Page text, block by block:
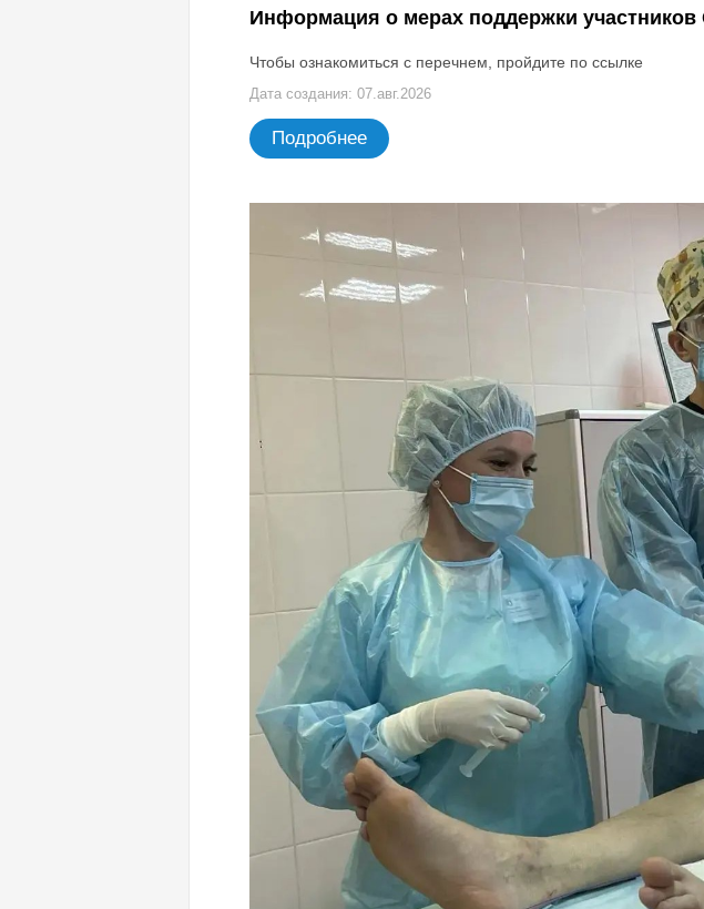
Информация о мерах поддержки
Чтобы ознакомиться с перечнем, пройдите по ссылке
Дата создания: 07.авг.2026
Подробнее